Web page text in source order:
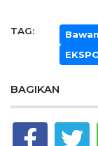
TAG:
BAGIKAN